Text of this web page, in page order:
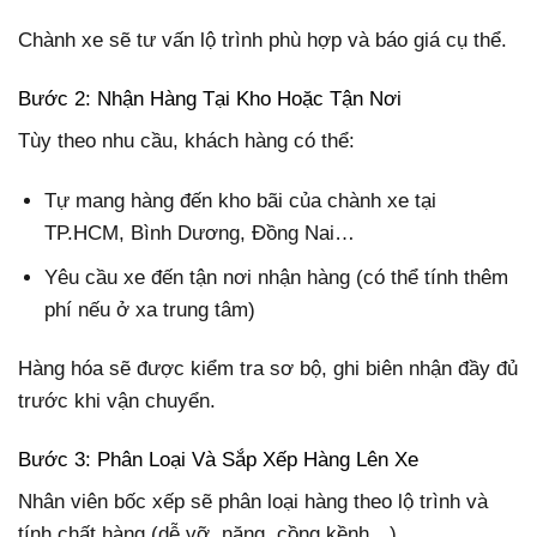
Chành xe sẽ tư vấn lộ trình phù hợp và báo giá cụ thể.
Bước 2: Nhận Hàng Tại Kho Hoặc Tận Nơi
Tùy theo nhu cầu, khách hàng có thể:
Tự mang hàng đến kho bãi của chành xe tại
TP.HCM, Bình Dương, Đồng Nai…
Yêu cầu xe đến tận nơi nhận hàng (có thể tính thêm
phí nếu ở xa trung tâm)
Hàng hóa sẽ được kiểm tra sơ bộ, ghi biên nhận đầy đủ
trước khi vận chuyển.
Bước 3: Phân Loại Và Sắp Xếp Hàng Lên Xe
Nhân viên bốc xếp sẽ phân loại hàng theo lộ trình và